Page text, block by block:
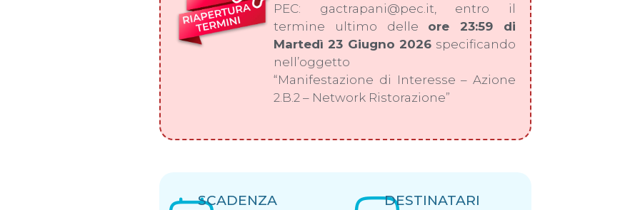
PEC: gactrapani@pec.it, entro il
termine ultimo delle ore 23:59 di
Martedì 23 Giugno 2026 specificando
nell’oggetto
“Manifestazione di Interesse – Azione
2.B.2 – Network Ristorazione”
SCADENZA DESTINATARI